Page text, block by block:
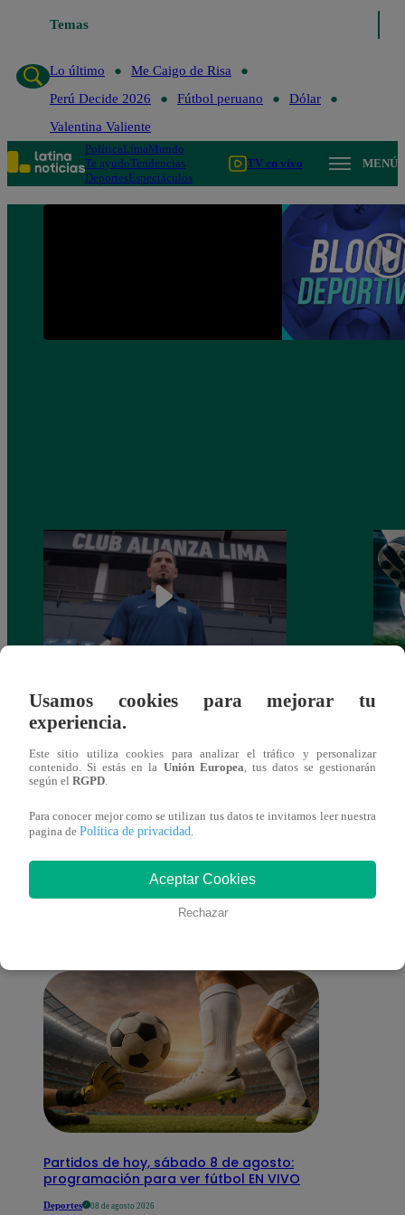
Temas
Lo último
Me Caigo de Risa
Perú Decide 2026
Fútbol peruano
Dólar
Valentina Valiente
PolíticaLimaMundo
Te ayudoTendencias
DeportesEspectáculos
TV en vivo MENÚ
Alianza Lima: así anunció a Sergio Peña
como nuevo fichaje para el Torneo
También te puede
interesar
Partidos de hoy, sábado 8 de agosto:
programación para ver fútbol EN VIVO
Deportes 08 de agosto 2026
Usamos cookies para mejorar tu
experiencia.
Este sitio utiliza cookies para analizar el tráfico y personalizar
contenido. Si estás en la Unión Europea, tus datos se gestionarán
según el RGPD.
Para conocer mejor como se utilizan tus datos te invitamos leer nuestra
pagina de Política de privacidad.
Aceptar Cookies
Rechazar